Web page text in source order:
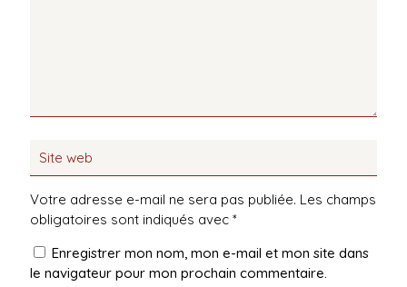
Votre adresse e-mail ne sera pas publiée. Les champs
obligatoires sont indiqués avec *
Enregistrer mon nom, mon e-mail et mon site dans
le navigateur pour mon prochain commentaire.